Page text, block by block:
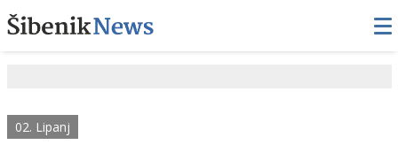
02. Lipanj